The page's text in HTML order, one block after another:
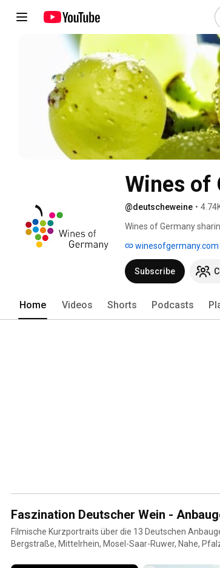
Wines of
@deutscheweine •
Wines of Germany
winesofgermany.com
Subscribe
Home Videos Shorts Podcasts
Faszination Deutscher Wein -
Filmische Kurzportraits über die 13 Deutschen
Bergstraße, Mittelrhein, Mosel-Saar-Ruwer, Nahe,